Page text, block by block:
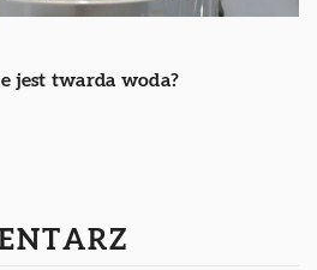
jest twarda woda?